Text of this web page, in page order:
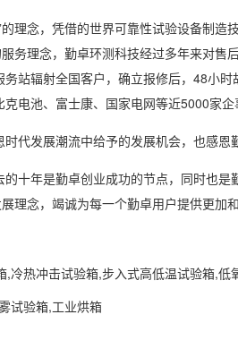
念，凭借的世界可靠性试验设备制造
务理念，勤卓环测科技经过多年来对售
站辐射全国客户，确立报修后，48小
电池、富士康、国家电网等近5000家企
发展潮流中给予的发展机会，也感恩
年是勤卓创业成功的节点，同时也是
理念，竭诚为每一个勤卓用户提供更
,冷热冲击试验箱,步入式高低温试验箱,低
试验箱,工业烘箱